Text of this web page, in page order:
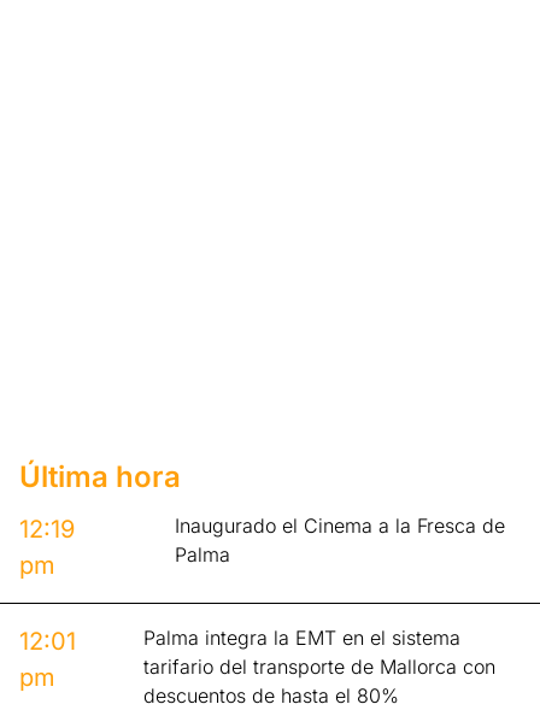
Última hora
12:19
pm
Inaugurado el Cinema a la Fresca de
Palma
12:01
pm
Palma integra la EMT en el sistema
tarifario del transporte de Mallorca con
descuentos de hasta el 80%